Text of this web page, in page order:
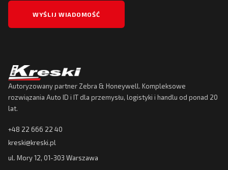
Autoryzowany partner Zebra & Honeywell. Kompleksowe
rozwiązania Auto ID i IT dla przemysłu, logistyki i handlu od ponad 20
lat.
+48 22 666 22 40
kreski@kreski.pl
ul. Mory 12, 01-303 Warszawa